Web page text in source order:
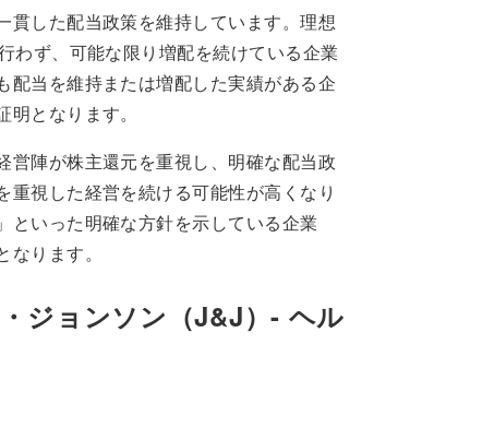
貫した配当政策を維持しています。理想
わず、可能な限り増配を続けている企業
配当を維持または増配した実績がある企
となります。
陣が株主還元を重視し、明確な配当政
視した経営を続ける可能性が高くなり
といった明確な方針を示している企業
ります。
ジョンソン（J&J）- ヘル